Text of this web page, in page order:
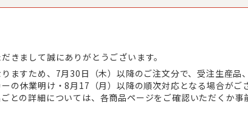
きまして誠にありがとうございます。
ますため、7月30日（木）以降のご注文分で、受注生産品
の休業明け・8月17（月）以降の順次対応となる場合がご
との詳細については、各商品ページをご確認いただくか